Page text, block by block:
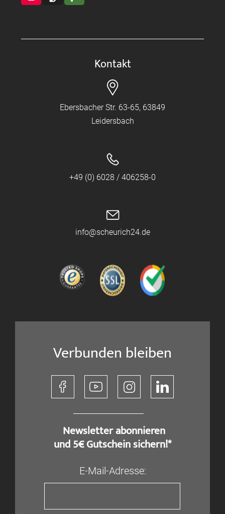
Kontakt
Ebersbacher Str. 63-65, 63849
Leidersbach
+49 (0) 6028 / 406258-0
info@scheurich24.de
Verbunden bleiben
​ Newsletter abonnieren
und 5€ Gutschein sichern!*
E-Mail-Adresse: